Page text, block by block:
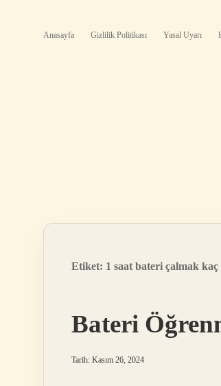
Anasayfa Gizlilik Politikası Yasal Uyarı
Etiket: 1 saat bateri çalmak
Bateri
Tarih: Kasım 26, 2024